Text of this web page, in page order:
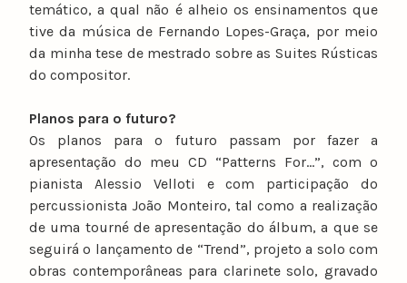
temático, a qual não é alheio os ensinamentos que
tive da música de Fernando Lopes-Graça, por meio
da minha tese de mestrado sobre as Suites Rústicas
do compositor.
Planos para o futuro?
Os planos para o futuro passam por fazer a
apresentação do meu CD “Patterns For…”, com o
pianista Alessio Velloti e com participação do
percussionista João Monteiro, tal como a realização
de uma tourné de apresentação do álbum, a que se
seguirá o lançamento de “Trend”, projeto a solo com
obras contemporâneas para clarinete solo, gravado